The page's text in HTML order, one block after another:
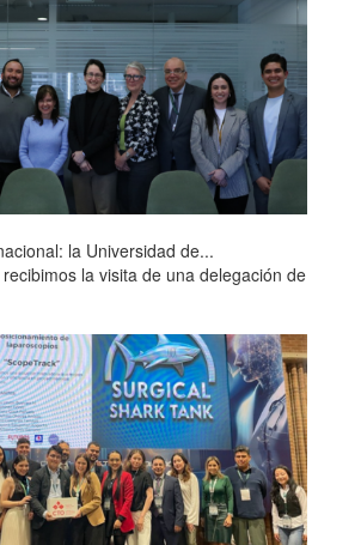
la Universidad de...
la visita de una delegación de